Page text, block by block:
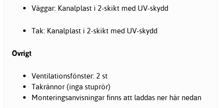
Väggar: Kanalplast i 2-skikt med UV-skydd
Tak: Kanalplast i 2-skikt med UV-skydd
Övrigt
Ventilationsfönster: 2 st
Takrännor (inga stuprör)
Monteringsanvisningar finns att laddas ner här nedan